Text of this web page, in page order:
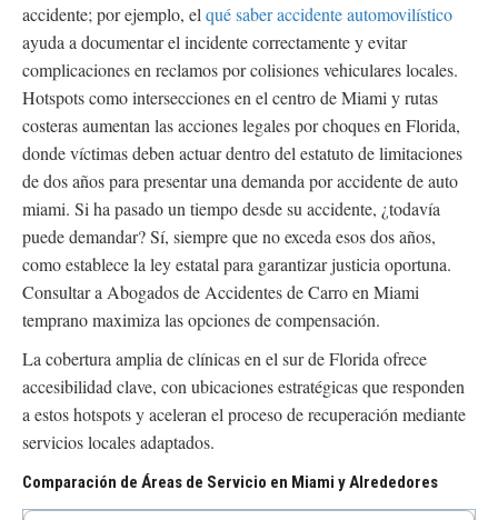
accidente; por ejemplo, el qué saber accidente automovilístico
ayuda a documentar el incidente correctamente y evitar
complicaciones en reclamos por colisiones vehiculares locales.
Hotspots como intersecciones en el centro de Miami y rutas
costeras aumentan las acciones legales por choques en Florida,
donde víctimas deben actuar dentro del estatuto de limitaciones
de dos años para presentar una demanda por accidente de auto
miami. Si ha pasado un tiempo desde su accidente, ¿todavía
puede demandar? Sí, siempre que no exceda esos dos años,
como establece la ley estatal para garantizar justicia oportuna.
Consultar a Abogados de Accidentes de Carro en Miami
temprano maximiza las opciones de compensación.
La cobertura amplia de clínicas en el sur de Florida ofrece
accesibilidad clave, con ubicaciones estratégicas que responden
a estos hotspots y aceleran el proceso de recuperación mediante
servicios locales adaptados.
Comparación de Áreas de Servicio en Miami y Alrededores